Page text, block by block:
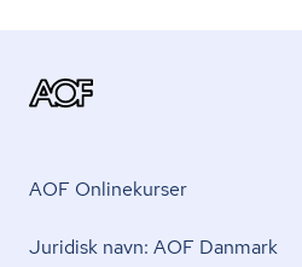
AOF Onlinekurser
Juridisk navn: AOF Danmark